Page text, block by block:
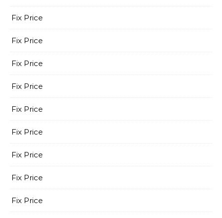
Fix Price
Fix Price
Fix Price
Fix Price
Fix Price
Fix Price
Fix Price
Fix Price
Fix Price